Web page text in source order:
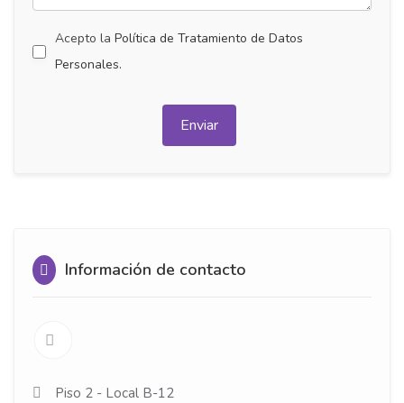
Acepto la Política de Tratamiento de Datos
Personales.
Enviar
Información de contacto
Piso 2 - Local B-12